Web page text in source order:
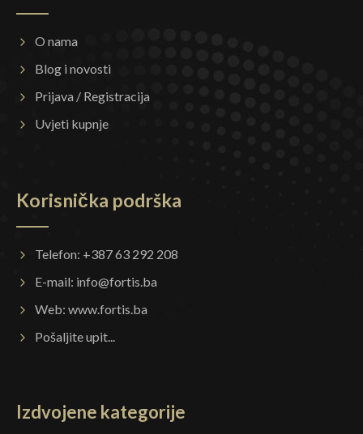
O nama
Blog i novosti
Prijava / Registracija
Uvjeti kupnje
Korisnička podrška
Telefon: +387 63 292 208
E-mail: info@fortis.ba
Web: www.fortis.ba
Pošaljite upit...
Izdvojene kategorije